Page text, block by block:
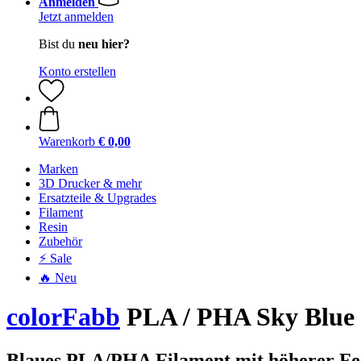
Jetzt anmelden
Bist du neu hier?
Konto erstellen
Warenkorb € 0,00
Marken
3D Drucker & mehr
Ersatzteile & Upgrades
Filament
Resin
Zubehör
⚡ Sale
🔥 Neu
colorFabb PLA / PHA Sky Blue